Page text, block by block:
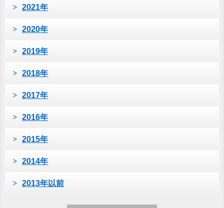
2021年
2020年
2019年
2018年
2017年
2016年
2015年
2014年
2013年以前